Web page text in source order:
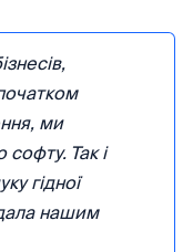
ми
Так і
гідної
нашим